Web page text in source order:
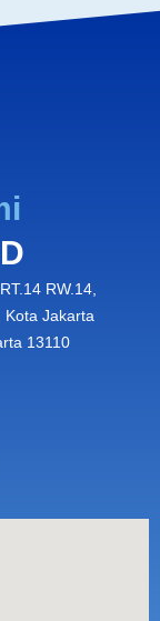
RW.14,
Kota Jakarta
13110